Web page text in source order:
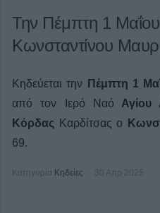
Την Πέμπτη 1 Μαΐου
Κωνσταντίνου
Κηδεύεται την Πέμπτη 1
από τον Ιερό Ναό Αγίου
Κόρδας
Καρδίτσας ο
69.
Κατηγορία Κηδείες 30 Απρ 2025